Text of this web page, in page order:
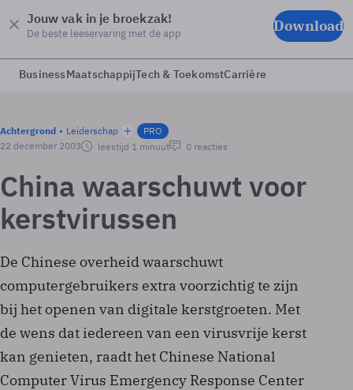
Jouw vak in je broekzak!
De beste leeservaring met de app Download
BusinessMaatschappijTech & ToekomstCarrière
Achtergrond Leiderschap
PRO
22 december 2003
leestijd 1 minuut 0 reacties
China waarschuwt voor
kerstvirussen
De Chinese overheid waarschuwt
computergebruikers extra voorzichtig te zijn
bij het openen van digitale kerstgroeten. Met
de wens dat iedereen van een virusvrije kerst
kan genieten, raadt het Chinese National
Computer Virus Emergency Response Center